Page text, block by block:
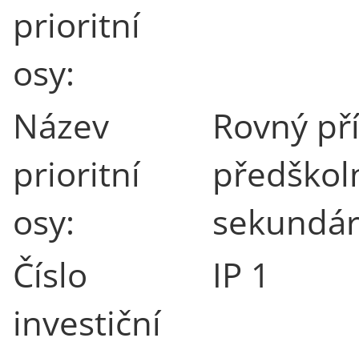
prioritní
osy:
Název
prioritní
osy:
Rovný
Číslo
investiční
IP 1